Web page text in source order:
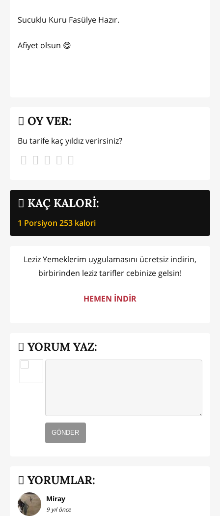
Sucuklu Kuru Fasülye Hazır.
Afiyet olsun 😋
KAÇ KALORİ:
1 Porsiyon 253 kalori
OY VER:
Bu tarife kaç yıldız verirsiniz?
Leziz Yemeklerim uygulamasını ücretsiz indirin,
birbirinden leziz tarifler cebinize gelsin!
HEMEN İNDİR
YORUM YAZ:
GÖNDER
YORUMLAR:
Miray
9 yıl önce